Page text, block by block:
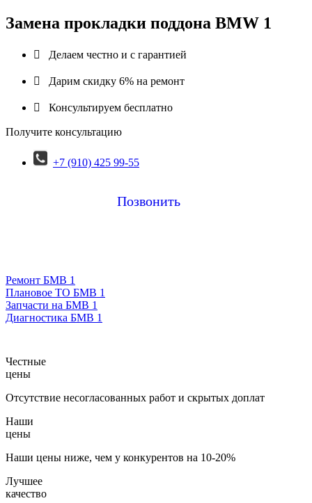
Замена прокладки поддона BMW 1
 Делаем честно и с гарантией
 Дарим скидку 6% на ремонт
 Консультируем бесплатно
Получите консультацию
+7 (910) 425 99-55
Позвонить
Ремонт БМВ 1
Плановое ТО БМВ 1
Запчасти на БМВ 1
Диагностика БМВ 1
Честные
цены
Отсутствие несогласованных работ и скрытых доплат
Наши
цены
Наши цены ниже, чем у конкурентов на 10-20%
Лучшее
качество